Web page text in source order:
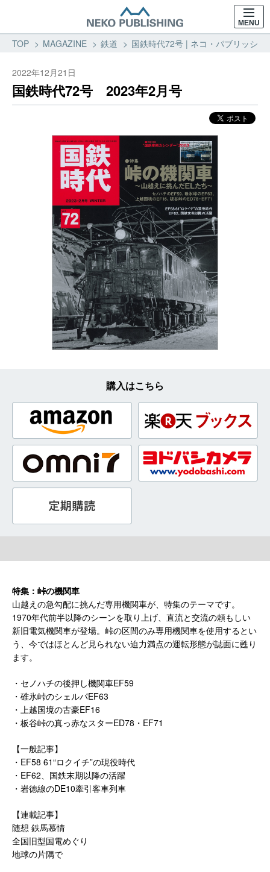
MENU
TOP MAGAZINE 鉄道 国鉄時代72号 | ネコ・パブリッシ
2022年12月21日
国鉄時代72号 2023年2月号
購入はこちら
特集：峠の機関車
山越えの急勾配に挑んだ専用機関車が、特集のテーマです。
1970年代前半以降のシーンを取り上げ、直流と交流の頼もしい
新旧電気機関車が登場。峠の区間のみ専用機関車を使用するとい
う、今ではほとんど見られない迫力満点の運転形態が誌面に甦り
ます。
・セノハチの後押し機関車EF59
・碓氷峠のシェルパEF63
・上越国境の古豪EF16
・板谷峠の真っ赤なスターED78・EF71
【一般記事】
・EF58 61“ロクイチ”の現役時代
・EF62、国鉄末期以降の活躍
・岩徳線のDE10牽引客車列車
【連載記事】
随想 鉄馬慕情
全国旧型国電めぐり
地球の片隅で